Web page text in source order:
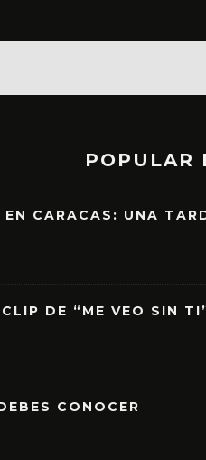
POPULAR
CARACAS: UNA
DE “ME VEO SIN
CONOCER